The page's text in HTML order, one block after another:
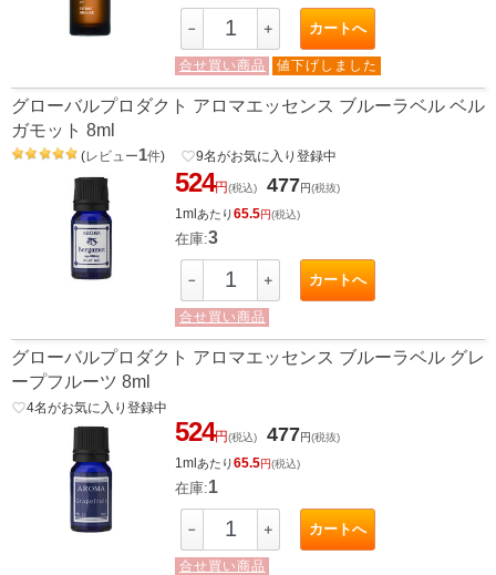
－ ＋ カートへ
合せ買い商品 値下げしました
グローバルプロダクト アロマエッセンス ブルーラベル ベル
ガモット 8ml
(レビュー1件) favorite_border9名がお気に入り登録中
524円(税込) 477円(税抜)
1mlあたり65.5円(税込)
在庫:3
－ ＋ カートへ
合せ買い商品
グローバルプロダクト アロマエッセンス ブルーラベル グレ
ープフルーツ 8ml
favorite_border4名がお気に入り登録中
524円(税込) 477円(税抜)
1mlあたり65.5円(税込)
在庫:1
－ ＋ カートへ
合せ買い商品